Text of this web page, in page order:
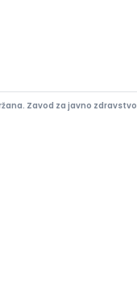
Zavod za javno zdravstvo